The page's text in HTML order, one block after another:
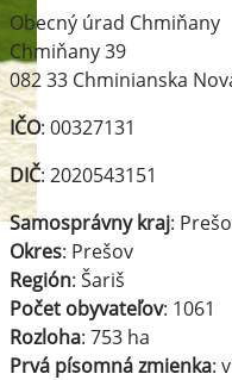
Obecný úrad Chmiňany
Chmiňany 39
082 33 Chminianska
IČO: 00327131
DIČ: 2020543151
Samosprávny kraj:
Okres: Prešov
Región: Šariš
Počet obyvateľov: 1061
Rozloha: 753 ha
Prvá písomná zmienka: